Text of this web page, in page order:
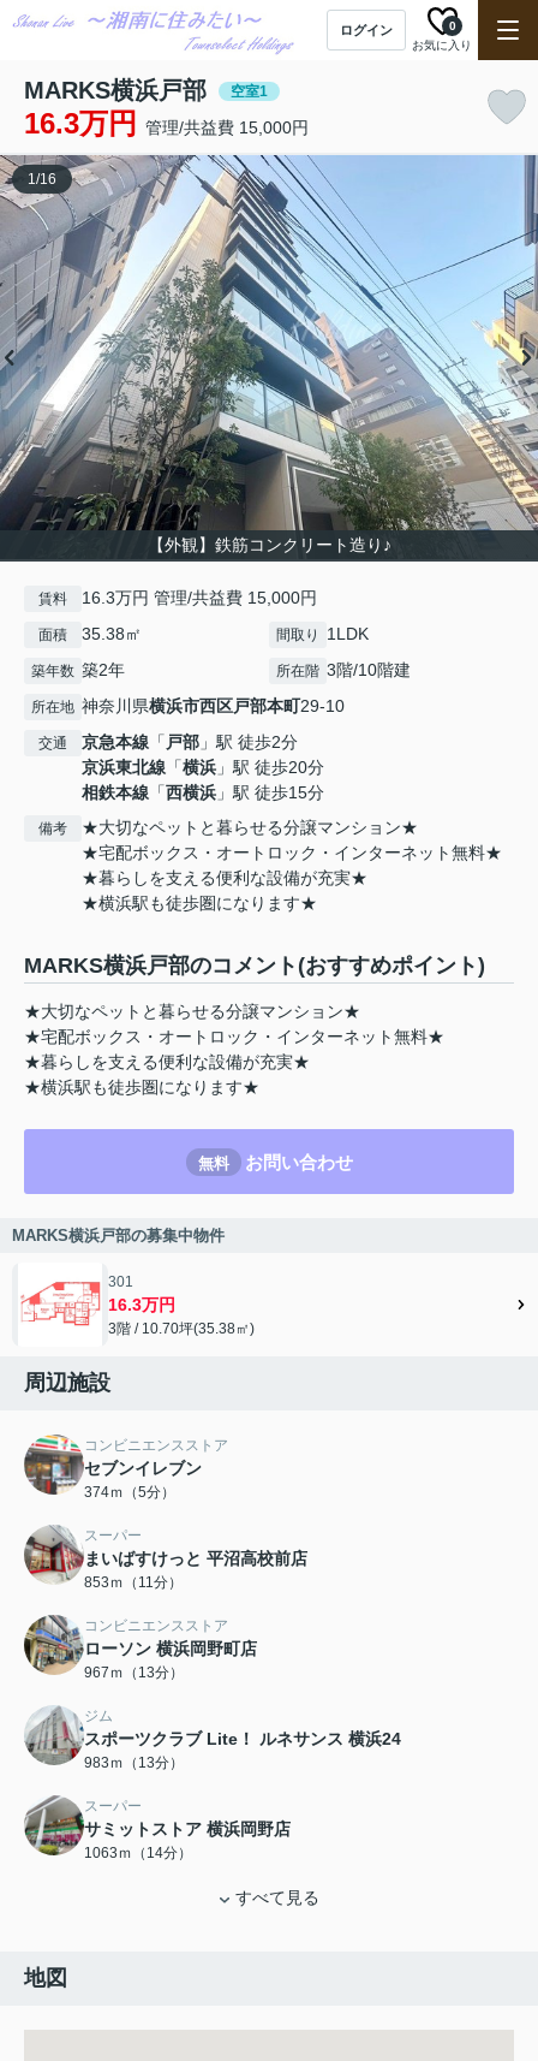
ログイン
お気に入り
0
MARKS横浜戸部 空室1
16.3万円 管理/共益費 15,000円
【外観】鉄筋コンクリート造り♪
1/16
賃料 16.3万円 管理/共益費 15,000円
面積 35.38㎡ 間取り 1LDK
築年数 築2年 所在階 3階/10階建
所在地 神奈川県横浜市西区戸部本町29-10
交通 京急本線 「 戸部 」駅 徒歩2分
京浜東北線 「横浜 」駅 徒歩20分
相鉄本線 「西横浜 」駅 徒歩15分
備考
★大切なペットと暮らせる分譲マンション★
★宅配ボックス・オートロック・インターネット無料★
★暮らしを支える便利な設備が充実★
★横浜駅も徒歩圏になります★
MARKS横浜戸部のコメント(おすすめポイント)
★大切なペットと暮らせる分譲マンション★
★宅配ボックス・オートロック・インターネット無料★
★暮らしを支える便利な設備が充実★
★横浜駅も徒歩圏になります★
無料 お問い合わせ
MARKS横浜戸部の募集中物件
301
16.3万円
3階 / 10.70坪(35.38㎡)
周辺施設
コンビニエンスストア
セブンイレブン
374ｍ（5分）
スーパー
まいばすけっと 平沼高校前店
853ｍ（11分）
コンビニエンスストア
ローソン 横浜岡野町店
967ｍ（13分）
ジム
スポーツクラブ Lite！ ルネサンス 横浜24
983ｍ（13分）
スーパー
サミットストア 横浜岡野店
1063ｍ（14分）
すべて見る
地図